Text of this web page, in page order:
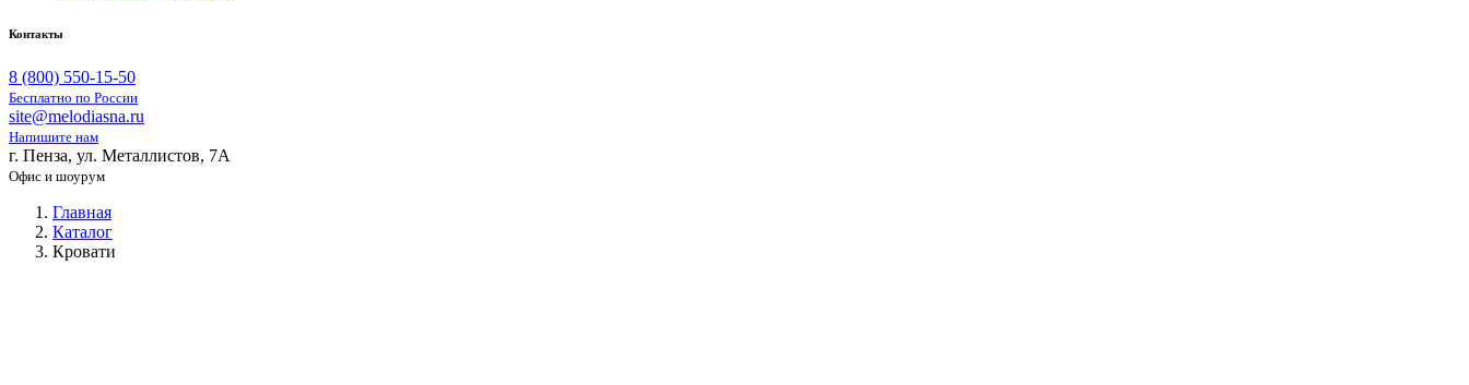
Контакты
8 (800) 550-15-50
Бесплатно по России
site@melodiasna.ru
Напишите нам
г. Пенза, ул. Металлистов, 7А
Офис и шоурум
Главная
Каталог
Кровати